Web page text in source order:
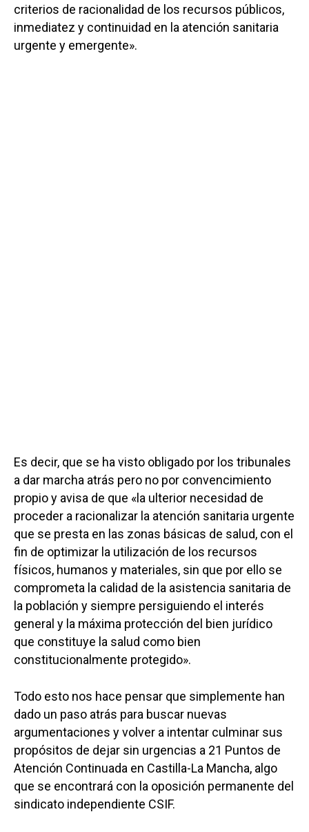
criterios de racionalidad de los recursos públicos,
inmediatez y continuidad en la atención sanitaria
urgente y emergente».
Es decir, que se ha visto obligado por los tribunales
a dar marcha atrás pero no por convencimiento
propio y avisa de que «la ulterior necesidad de
proceder a racionalizar la atención sanitaria urgente
que se presta en las zonas básicas de salud, con el
fin de optimizar la utilización de los recursos
físicos, humanos y materiales, sin que por ello se
comprometa la calidad de la asistencia sanitaria de
la población y siempre persiguiendo el interés
general y la máxima protección del bien jurídico
que constituye la salud como bien
constitucionalmente protegido».
Todo esto nos hace pensar que simplemente han
dado un paso atrás para buscar nuevas
argumentaciones y volver a intentar culminar sus
propósitos de dejar sin urgencias a 21 Puntos de
Atención Continuada en Castilla-La Mancha, algo
que se encontrará con la oposición permanente del
sindicato independiente CSIF.